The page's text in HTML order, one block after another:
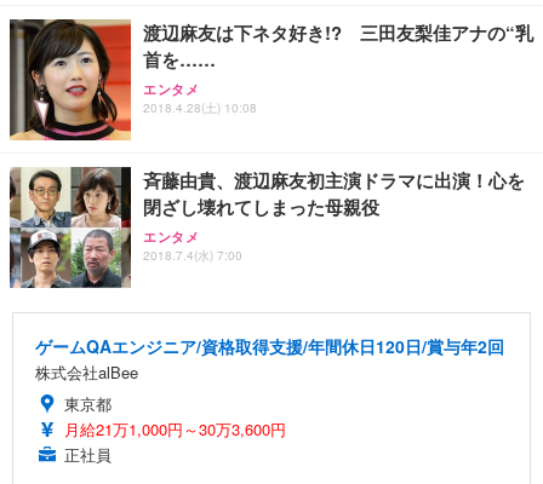
渡辺麻友は下ネタ好き!? 三田友梨佳アナの“乳
首を……
エンタメ
2018.4.28(土) 10:08
斉藤由貴、渡辺麻友初主演ドラマに出演！心を
閉ざし壊れてしまった母親役
エンタメ
2018.7.4(水) 7:00
ゲームQAエンジニア/資格取得支援/年間休日120日/賞与年2回
株式会社alBee
東京都
月給21万1,000円～30万3,600円
正社員